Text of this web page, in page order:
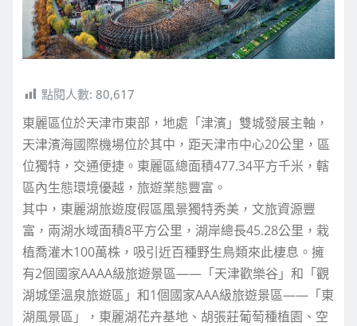
點閱人數: 80,617
東麗區位於天津市東部，地處「津濱」雙城發展主軸，
天津濱海國際機場位於其中，距天津市中心20公里，區
位獨特，交通便捷。東麗區總面積477.34平方千米，轄
區內生態環境優越，旅遊業態豐富。
其中，東麗湖旅遊度假區風景獨特秀美，文旅資源豐
富，兩湖水域面積8平方公里，湖岸總長45.28公里，栽
植喬灌木100萬株，吸引近百種野生鳥類來此棲息。擁
有2個國家AAAA級旅遊景區——「天津歡樂谷」和「觀
湖城堡溫泉旅遊區」和1個國家AAA級旅遊景區——「東
湖風景區」，東麗湖花卉基地、胡張莊葡萄種植園、空